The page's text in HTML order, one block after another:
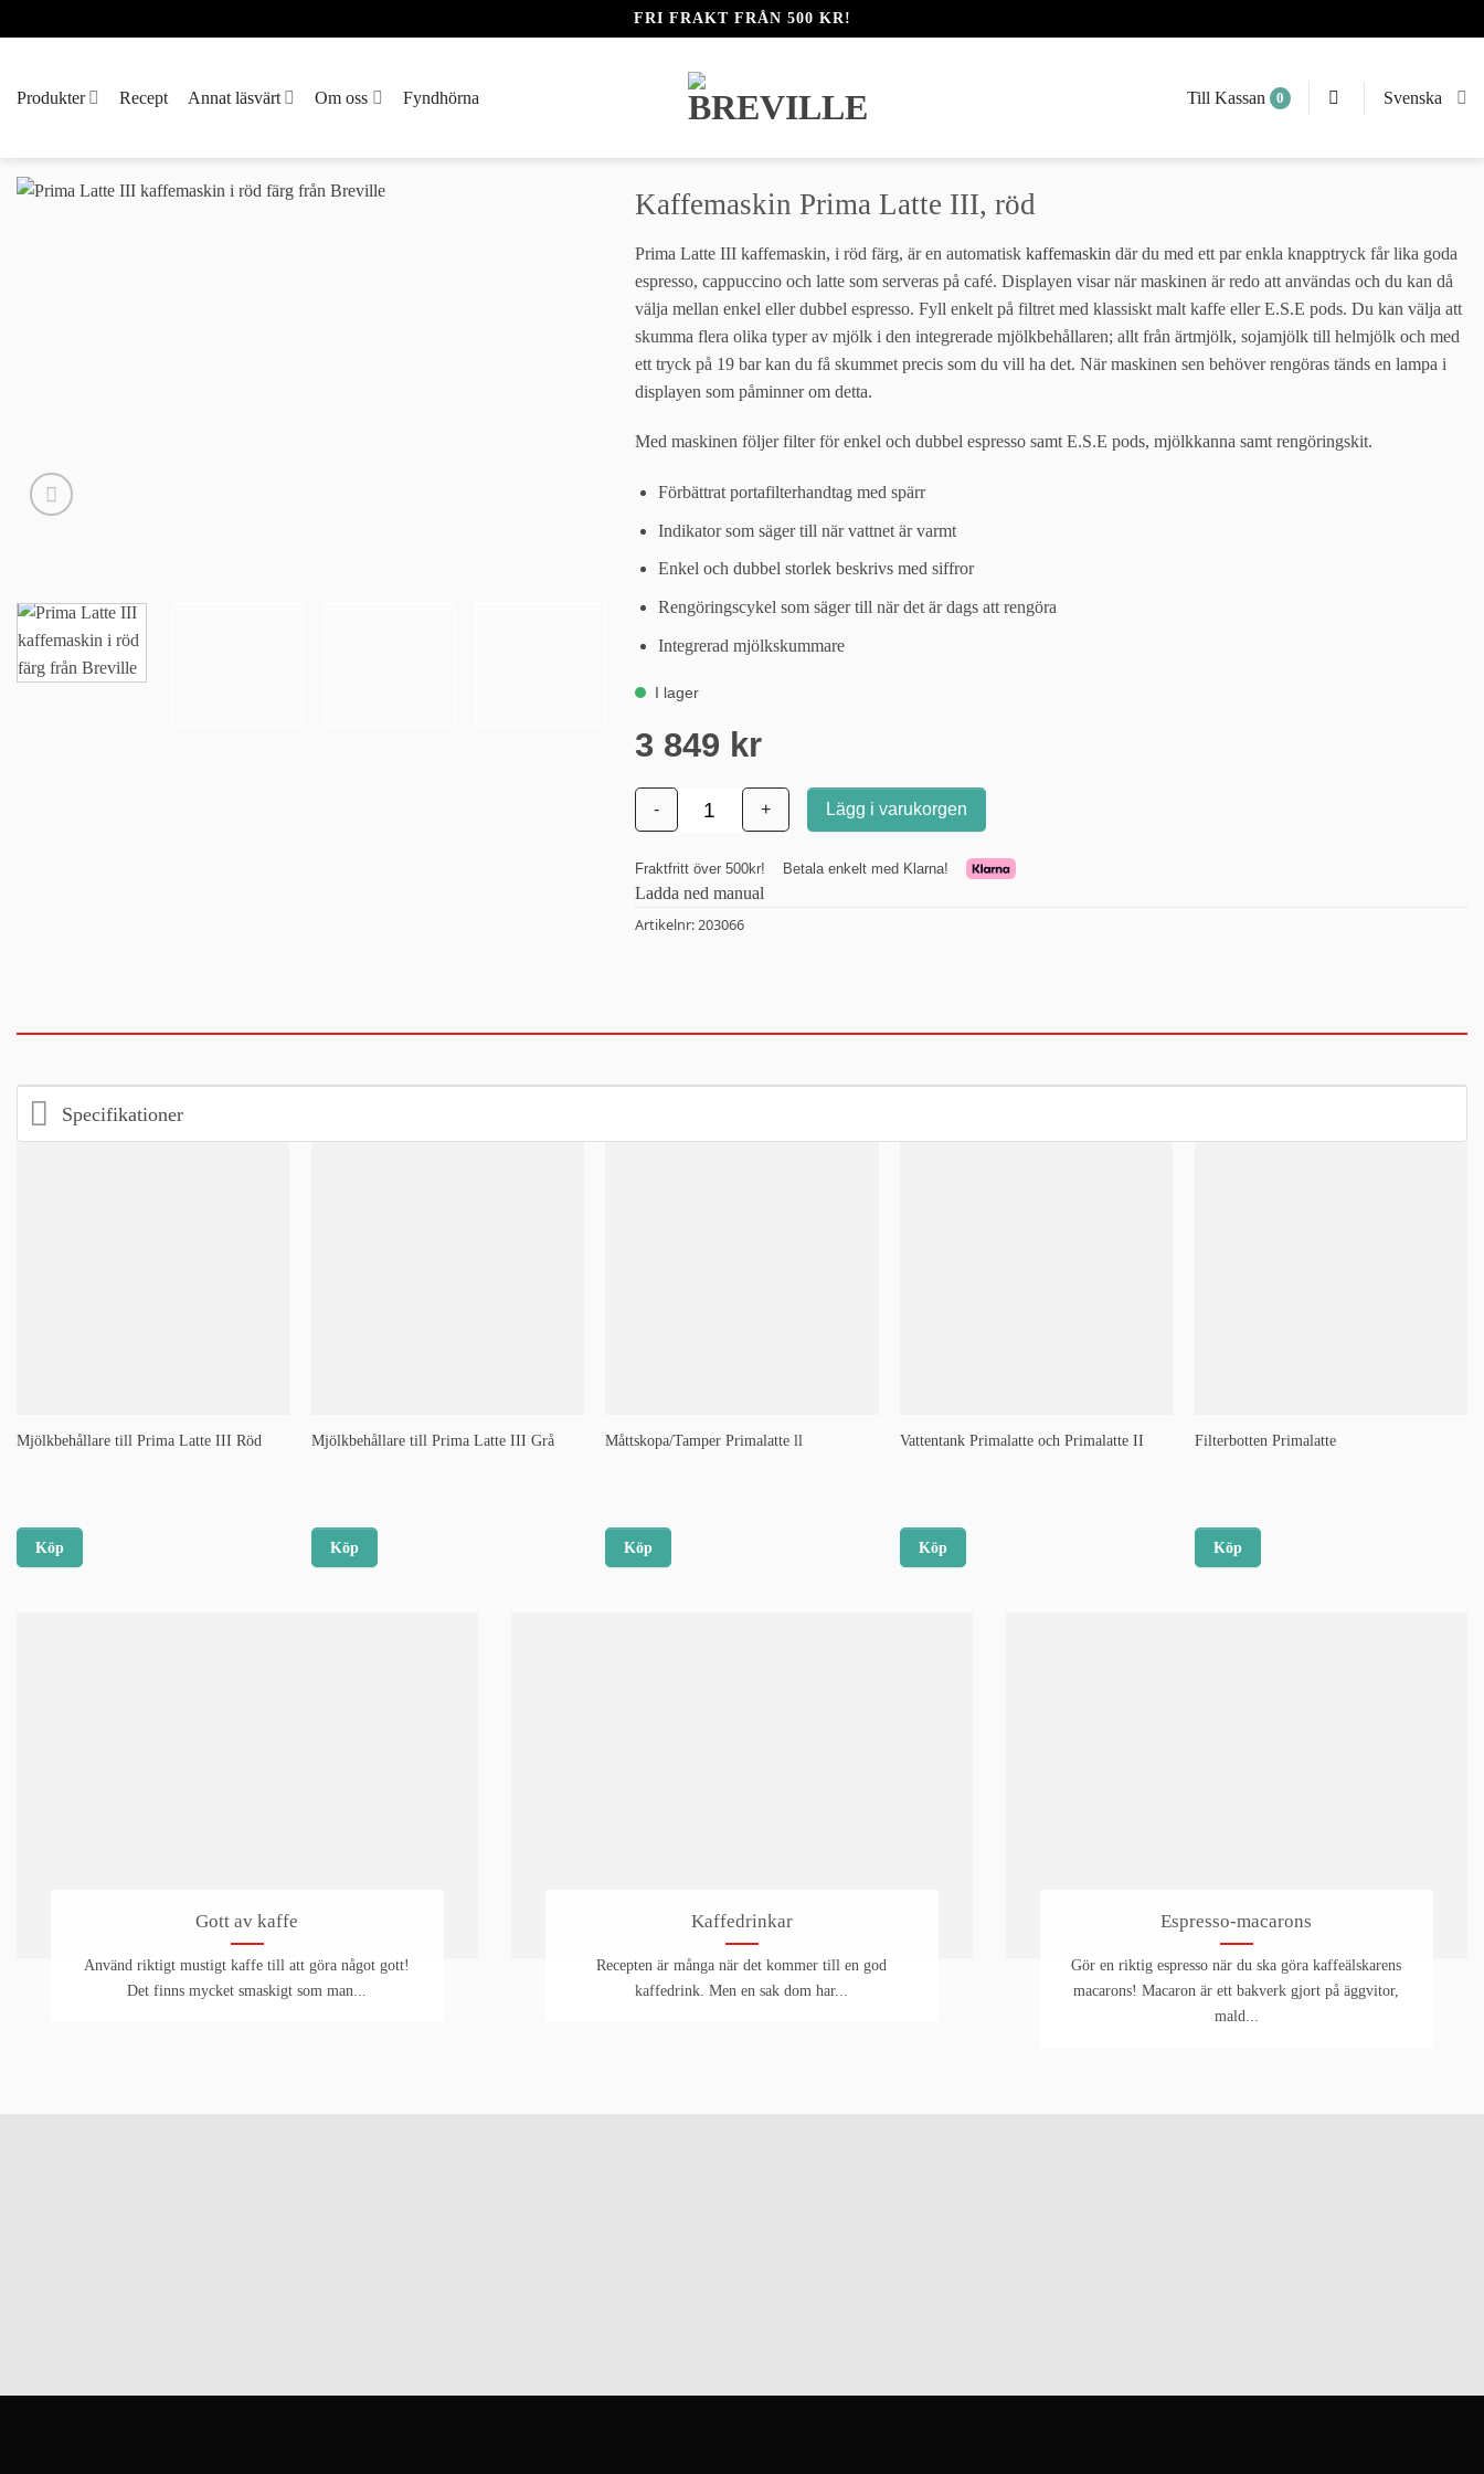
to
FRI FRAKT FRÅN 500 KR!
Produkter Recept Annat läsvärt Om oss Fyndhörna Till Kassan 0 Svenska
Kaffemaskin Prima Latte III, röd
Prima Latte III kaffemaskin, i röd färg, är en automatisk kaffemaskin där du med ett par enkla knapptryck får lika goda
espresso, cappuccino och latte som serveras på café. Displayen visar när maskinen är redo att användas och du kan då
välja mellan enkel eller dubbel espresso. Fyll enkelt på filtret med klassiskt malt kaffe eller E.S.E pods. Du kan välja att
skumma flera olika typer av mjölk i den integrerade mjölkbehållaren; allt från ärtmjölk, sojamjölk till helmjölk och med
ett tryck på 19 bar kan du få skummet precis som du vill ha det. När maskinen sen behöver rengöras tänds en lampa i
displayen som påminner om detta.
Med maskinen följer filter för enkel och dubbel espresso samt E.S.E pods, mjölkkanna samt rengöringskit.
Förbättrat portafilterhandtag med spärr
Indikator som säger till när vattnet är varmt
Enkel och dubbel storlek beskrivs med siffror
Rengöringscykel som säger till när det är dags att rengöra
Integrerad mjölkskummare
Ladda ned manual
Artikelnr:203066
Specifikationer
Mjölkbehållare till Prima Latte III Röd
Köp
Mjölkbehållare till Prima Latte III Grå
Köp
Måttskopa/Tamper Primalatte ll
Köp
Vattentank Primalatte och Primalatte II
Köp
Filterbotten Primalatte
Köp
Gott av kaffe
Använd riktigt mustigt kaffe till att göra något gott!
Det finns mycket smaskigt som man...
Kaffedrinkar
Recepten är många när det kommer till en god
kaffedrink. Men en sak dom har...
Espresso-macarons
Gör en riktig espresso när du ska göra kaffeälskarens
macarons! Macaron är ett bakverk gjort på äggvitor,
mald...